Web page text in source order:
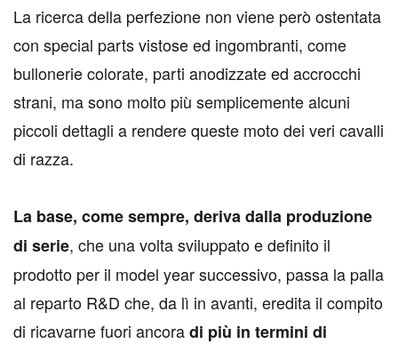
La ricerca della perfezione non viene però ostentata
con special parts vistose ed ingombranti, come
bullonerie colorate, parti anodizzate ed accrocchi
strani, ma sono molto più semplicemente alcuni
piccoli dettagli a rendere queste moto dei veri cavalli
di razza.
La base, come sempre, deriva dalla produzione
di serie, che una volta sviluppato e definito il
prodotto per il model year successivo, passa la palla
al reparto R&D che, da lì in avanti, eredita il compito
di ricavarne fuori ancoradi più in termini di